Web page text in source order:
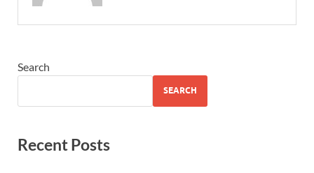
Search
SEARCH
Recent Posts